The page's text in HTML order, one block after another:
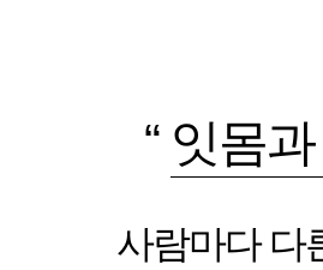
“ 잇몸
사람마다 다